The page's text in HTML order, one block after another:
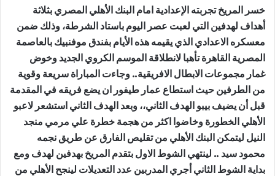
خسر المريخ تجربته الإعدادية امام البنك الأهلي المصري بثلاثة
أهداف لهدفين التي لعبت عصر اليوم باستاد الشرطة، وذلك ضمن
معسكره الاعدادي الذي يقيمه هذه الأيام بفندق موفنبيك بالعاصمة
المصرية القاهرة تأهبا لانطلاقة الموسم الكروي الجديد وخوض
غمار مجموعات الابطال الافريقية.. وجاءت المباراة سريعة وقوية
من الطرفين حيث استطاع عمار طيفور ان يضع فريقه في المقدمة
قبل أن يضيف بيبو الهدف الثاني،، وبعد الهدف الثاني استشعر لاعبو
الأهلي الخطورة وخاضوا اكثر من هجمة خطرة علي مرمي منجد
النيل ليتمكن البنك الأهلي من تقليص الفارق عن طريق نجمه
محمود سيد .. لينتهي الشوط الاول بتقدم المريخ بهدفين لهدف ومع
بداية الشوط الثاني أجري المدربين عدد التعديلات لينجح الأهلي من